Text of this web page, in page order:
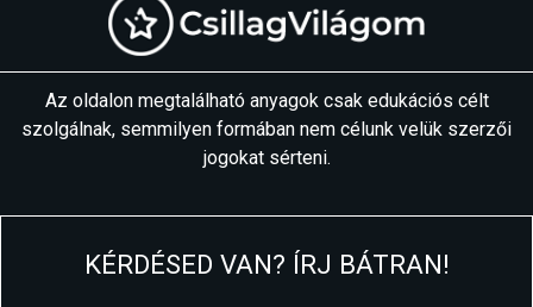
Az oldalon megtalálható anyagok csak edukációs célt
szolgálnak, semmilyen formában nem célunk velük szerzői
jogokat sérteni.
KÉRDÉSED VAN? ÍRJ BÁTRAN!